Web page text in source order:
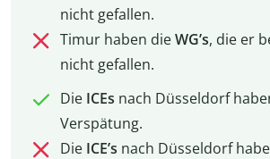
nicht gefallen.
Timur haben dieWG’s, die er
nicht gefallen.
Die ICEs nach Düsseldorf
Verspätung.
Die ICE’s nach Düsseldorf